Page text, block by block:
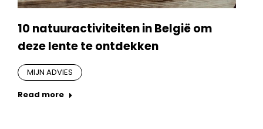
10 natuuractiviteiten in België om
deze lente te ontdekken
MIJN ADVIES
Read more